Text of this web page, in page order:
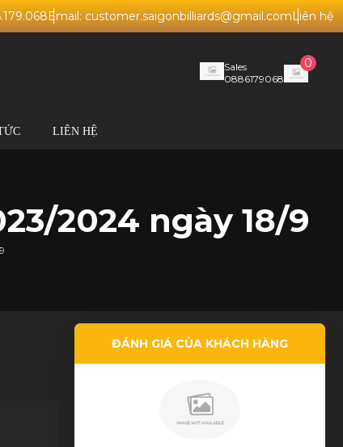
Email: customer.saigonbilliards@gmail.comLiên hệ
Sales
0886179068
0
LIÊN HỆ
2024 ngày 18/9
ĐÁNH GIÁ CỦA KHÁCH HÀNG